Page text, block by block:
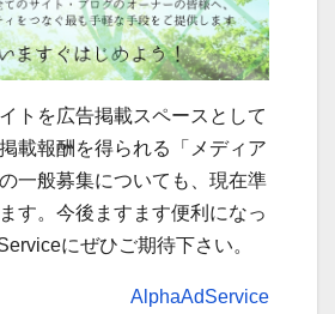
トを広告掲載スペースとして
載報酬を得られる「メディア
一般募集についても、現在準
す。今後ますます便利になっ
にぜひご期待下さい。
AlphaAdService